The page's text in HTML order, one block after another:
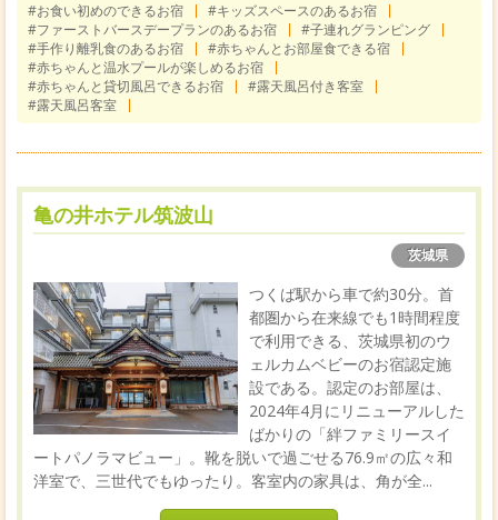
#お食い初めのできるお宿
#キッズスペースのあるお宿
#ファーストバースデープランのあるお宿
#子連れグランピング
#手作り離乳食のあるお宿
#赤ちゃんとお部屋食できる宿
#赤ちゃんと温水プールが楽しめるお宿
#赤ちゃんと貸切風呂できるお宿
#露天風呂付き客室
#露天風呂客室
亀の井ホテル筑波山
茨城県
つくば駅から車で約30分。首
都圏から在来線でも1時間程度
で利用できる、茨城県初のウ
ェルカムベビーのお宿認定施
設である。認定のお部屋は、
2024年4月にリニューアルした
ばかりの「絆ファミリースイ
ートパノラマビュー」。靴を脱いで過ごせる76.9㎡の広々和
洋室で、三世代でもゆったり。客室内の家具は、角が全...